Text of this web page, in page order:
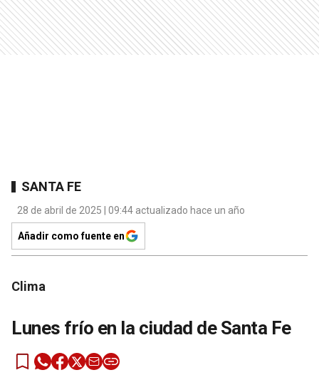
SANTA FE
28 de abril de 2025 | 09:44 actualizado hace un año
Añadir como fuente en
Clima
Lunes frío en la ciudad de Santa Fe